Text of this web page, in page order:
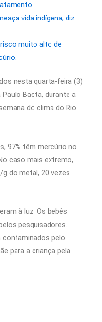
vida indígena, diz
muito alto de
nesta quarta-feira (3)
Basta, durante a
do clima do Rio
97% têm mercúrio no
caso mais extremo,
g do metal, 20 vezes
à luz. Os bebês
pesquisadores.
contaminados pelo
para a criança pela